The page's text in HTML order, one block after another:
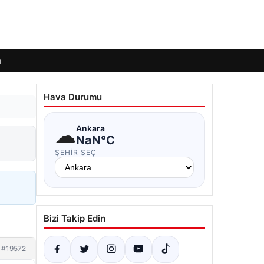
#19572
Hava Durumu
☁Ankara
NaN°C
ŞEHIR SEÇ
Bizi Takip Edin